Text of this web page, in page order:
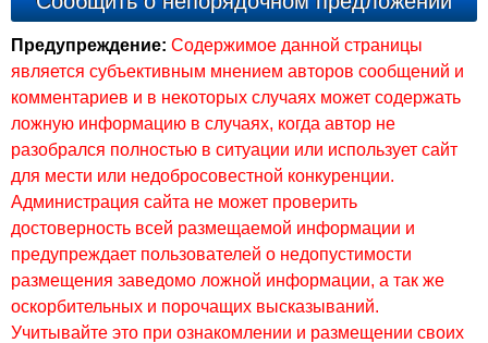
Предупреждение: Содержимое данной страницы
является субъективным мнением авторов сообщений и
комментариев и в некоторых случаях может содержать
ложную информацию в случаях, когда автор не
разобрался полностью в ситуации или использует сайт
для мести или недобросовестной конкуренции.
Администрация сайта не может проверить
достоверность всей размещаемой информации и
предупреждает пользователей о недопустимости
размещения заведомо ложной информации, а так же
оскорбительных и порочащих высказываний.
Учитывайте это при ознакомлении и размещении своих